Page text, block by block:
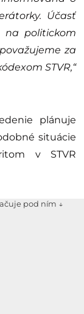
Účasť
na politickom
za
STVR,“
plánuje
situácie
v STVR
pod ním ↓